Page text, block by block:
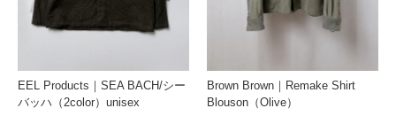
EEL Products｜SEA BACH/シー
バッハ（2color）unisex
Brown Brown｜Remake Shirt
Blouson（Olive）